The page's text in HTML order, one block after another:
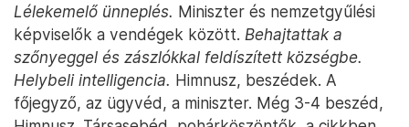
Lélekemelő ünneplés. Miniszter és nemzetgyűlési
képviselők a vendégek között. Behajtattak a
szőnyeggel és zászlókkal feldíszített községbe.
Helybeli intelligencia. Himnusz, beszédek. A
főjegyző, az ügyvéd, a miniszter. Még 3-4 beszéd,